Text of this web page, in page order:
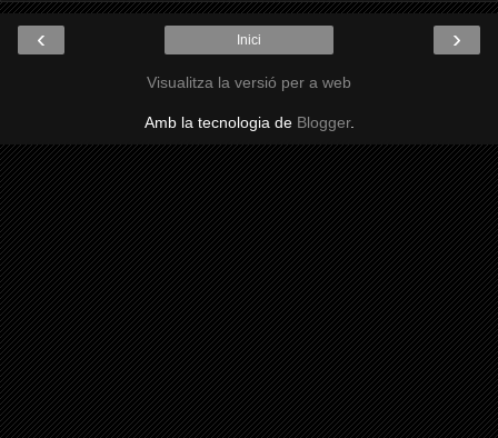
‹ ›
Inici
Visualitza la versió per a web
Amb la tecnologia de Blogger.